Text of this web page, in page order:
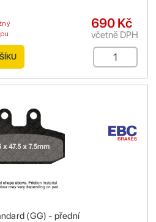
690 Kč
včetně DPH
(GG) - přední